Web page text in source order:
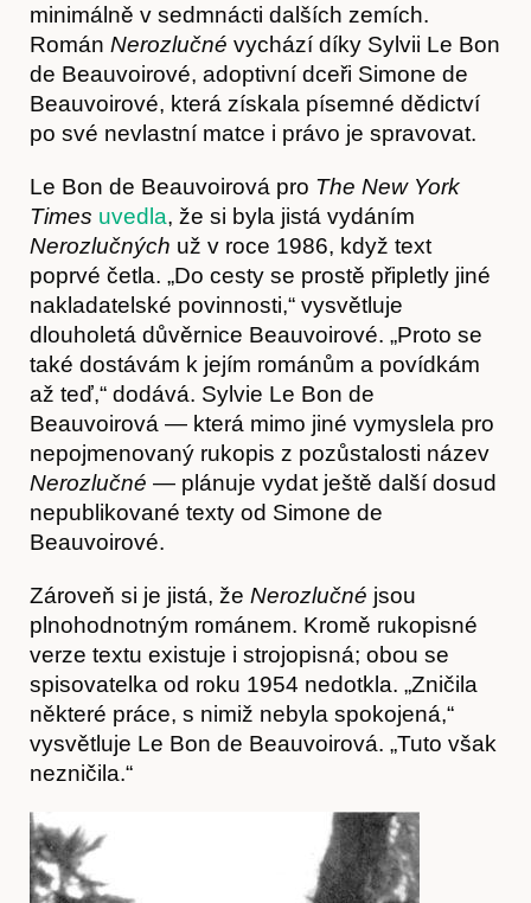
Časopis
Hostcast
Akce
minimálně v sedmnácti dalších zemích.
Román Nerozlučné vychází díky Sylvii Le Bon
de Beauvoirové, adoptivní dceři Simone de
Beauvoirové, která získala písemné dědictví
po své nevlastní matce i právo je spravovat.
Le Bon de Beauvoirová pro The New York
Times uvedla, že si byla jistá vydáním
Nerozlučných už v roce 1986, když text
poprvé četla. „Do cesty se prostě připletly jiné
nakladatelské povinnosti,“ vysvětluje
dlouholetá důvěrnice Beauvoirové. „Proto se
také dostávám k jejím románům a povídkám
až teď,“ dodává. Sylvie Le Bon de
Beauvoirová — která mimo jiné vymyslela pro
nepojmenovaný rukopis z pozůstalosti název
Nerozlučné — plánuje vydat ještě další dosud
nepublikované texty od Simone de
Beauvoirové.
Zároveň si je jistá, že Nerozlučné jsou
plnohodnotným románem. Kromě rukopisné
verze textu existuje i strojopisná; obou se
spisovatelka od roku 1954 nedotkla. „Zničila
některé práce, s nimiž nebyla spokojená,“
vysvětluje Le Bon de Beauvoirová. „Tuto však
nezničila.“